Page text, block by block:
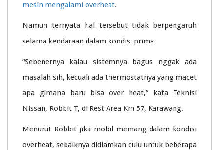
mesin mengalami overheat.
Namun ternyata hal tersebut tidak berpengaruh
selama kendaraan dalam kondisi prima.
“Sebenernya kalau sistemnya bagus nggak ada
masalah sih, kecuali ada thermostatnya yang macet
apa gimana baru bisa over heat,” kata Teknisi
Nissan, Robbit T, di Rest Area Km 57, Karawang.
Menurut Robbit jika mobil memang dalam kondisi
overheat, sebaiknya didiamkan dulu untuk beberapa